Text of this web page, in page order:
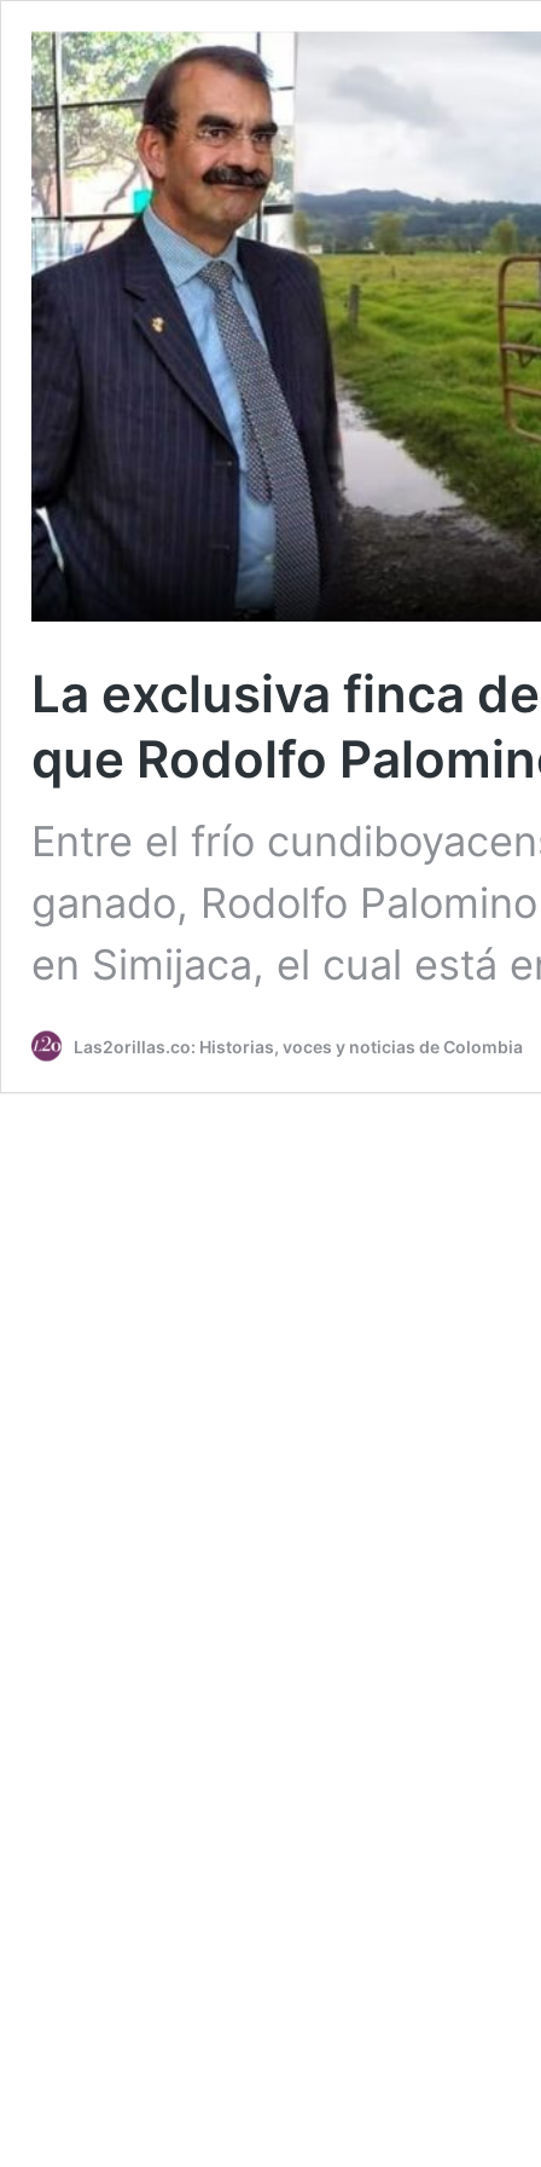
La exclusiva finca
que Rodolfo
Entre el frío
ganado, Rodolfo
en Simijaca, el cual está
Las2orillas.co: Historias, voces y noticias de Colombia